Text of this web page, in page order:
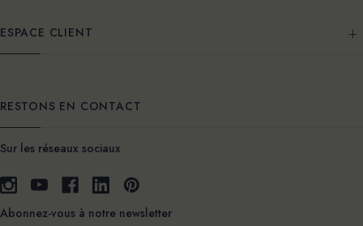
ESPACE CLIENT
RESTONS EN CONTACT
Sur les réseaux sociaux
Abonnez-vous à notre newsletter